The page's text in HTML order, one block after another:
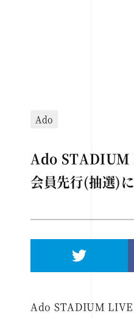
Ado
Ado STADIUM
会員先行(抽選)
Ado STADIUM LIVE